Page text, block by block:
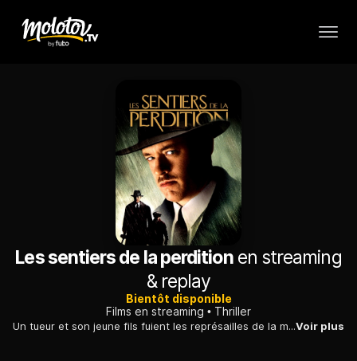
Les sentiers de la perditionen streaming
& replay
Bientôt disponible
Films en streaming
Thriller
Un tueur et son jeune fils fuient les représailles de la mafia irlandaise, tout en cherchant à se venger du massacre du reste de leur famille.Voir plus